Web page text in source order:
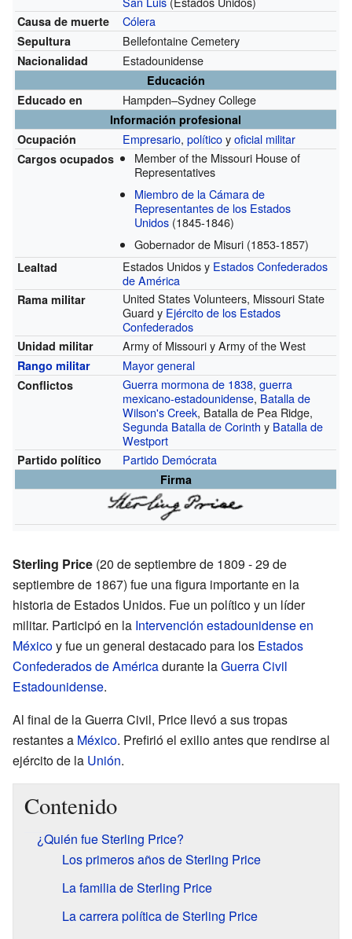
Causa de muerte Cólera
Sepultura Bellefontaine Cemetery
Nacionalidad Estadounidense
Educación
Educado en
Hampden–Sydney College
Información profesional
Ocupación
Empresario,políticoyoficial militar
Cargos ocupados
Member of the Missouri House of
Representatives
Miembro de la Cámara de
Representantes de los Estados
Unidos (1845-1846)
Gobernador de Misuri (1853-1857)
Lealtad Estados Unidos y Estados Confederados
de América
Rama militar
United States Volunteers, Missouri State
Guard y Ejército de los Estados
Confederados
Unidad militar Army of Missouri y Army of the West
Rango militar Mayor general
Conflictos Guerra mormona de 1838,guerra
mexicano-estadounidense, Batalla de
Wilson's Creek, Batalla de Pea Ridge,
Segunda Batalla de Corinth y Batalla de
Westport
Partido político Partido Demócrata
Firma
Sterling Price (20 de septiembre de 1809 - 29 de
septiembre de 1867) fue una figura importante en la
historia de Estados Unidos. Fue un político y un líder
militar. Participó en la Intervención estadounidense en
Méxicoy fue un general destacado para los Estados
Confederados de Américadurante laGuerra Civil
Estadounidense.
Al final de la Guerra Civil, Price llevó a sus tropas
restantes a México. Prefirió el exilio antes que rendirse al
ejército de la Unión.
Contenido
¿Quién fue Sterling Price?
Los primeros años de Sterling Price
La familia de Sterling Price
La carrera política de Sterling Price